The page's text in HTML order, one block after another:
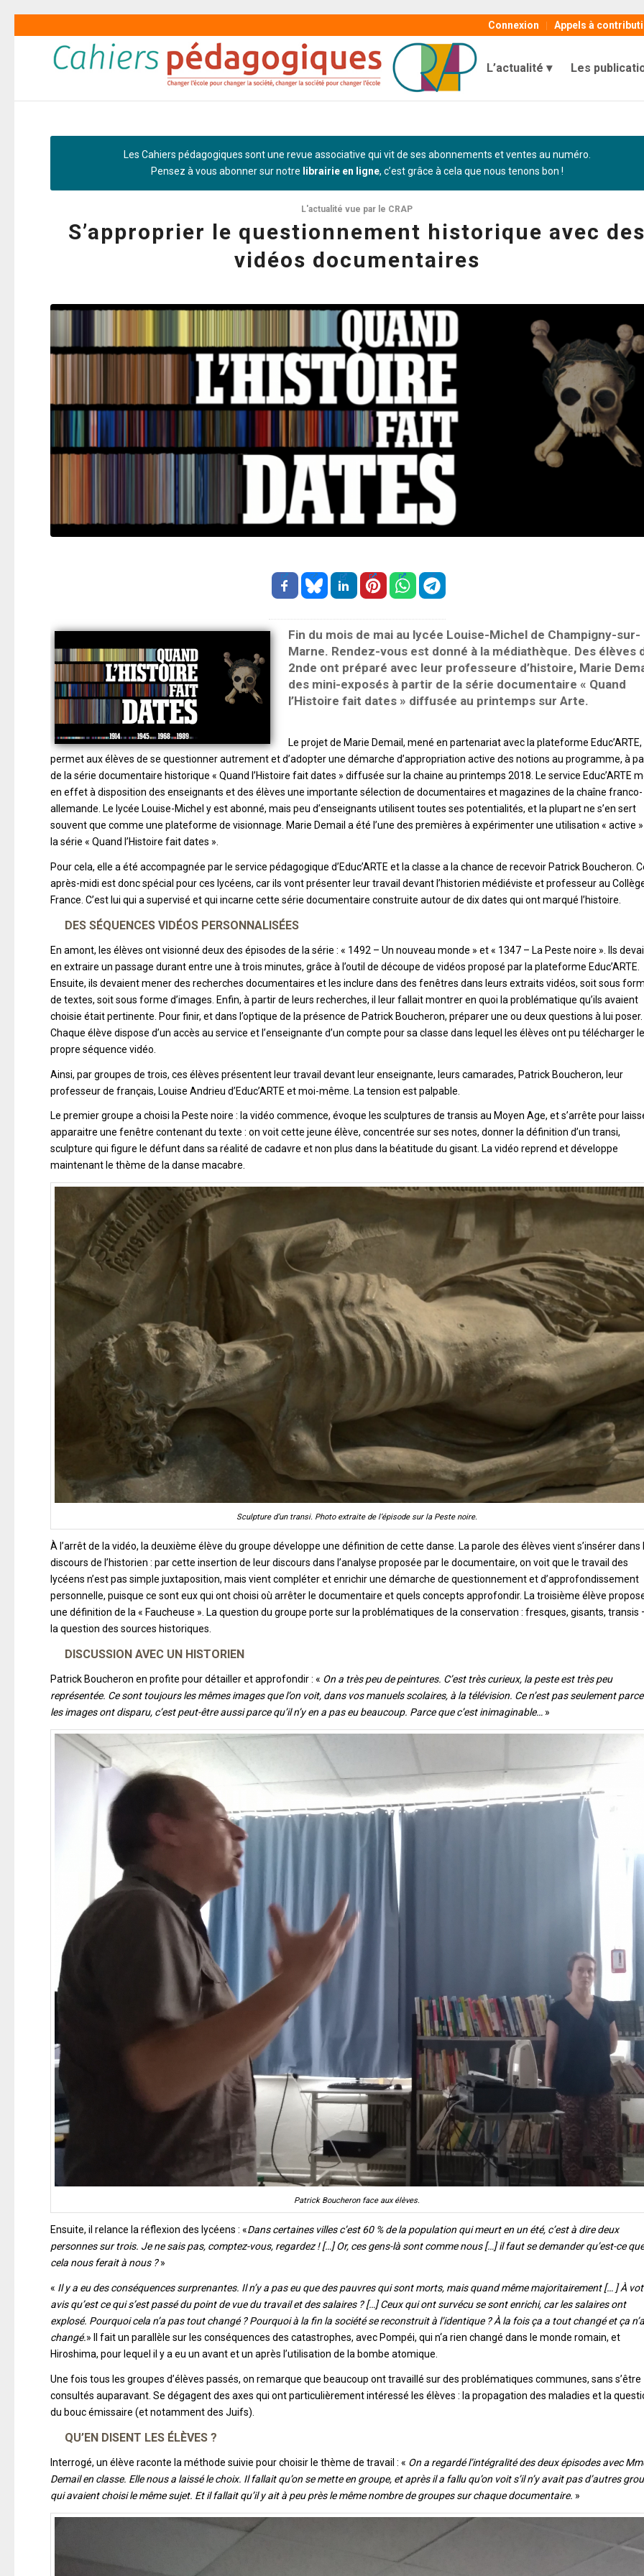
Connexion Appels à
L’actualité Les
Les Cahiers pédagogiques sont une revue associative qui vit de ses abonnements et ventes au numéro.
Pensez à vous abonner sur notre librairie en ligne, c’est grâce à cela que nous tenons bon !
L'actualité vue par le CRAP
S’approprier le questionnement historique avec
vidéos documentaires
Fin du mois de mai au lycée Louise-Michel de Champigny-sur-
Marne. Rendez-vous est donné à la médiathèque. Des élèves
2nde ont préparé avec leur professeure d’histoire, Marie
des mini-exposés à partir de la série documentaire « Quand
l’Histoire fait dates » diffusée au printemps sur Arte.
Le projet de Marie Demail, mené en partenariat avec la plateforme Educ’ARTE,
permet aux élèves de se questionner autrement et d’adopter une démarche d’appropriation active des notions au programme, à
de la série documentaire historique « Quand l’Histoire fait dates » diffusée sur la chaine au printemps 2018. Le service Educ’ARTE
en effet à disposition des enseignants et des élèves une importante sélection de documentaires et magazines de la chaîne franco-
allemande. Le lycée Louise-Michel y est abonné, mais peu d’enseignants utilisent toutes ses potentialités, et la plupart ne s’en sert
souvent que comme une plateforme de visionnage. Marie Demail a été l’une des premières à expérimenter une utilisation « active
la série « Quand l’Histoire fait dates ».
Pour cela, elle a été accompagnée par le service pédagogique d’Educ’ARTE et la classe a la chance de recevoir Patrick Boucheron.
après-midi est donc spécial pour ces lycéens, car ils vont présenter leur travail devant l’historien médiéviste et professeur au
France. C’est lui qui a supervisé et qui incarne cette série documentaire construite autour de dix dates qui ont marqué l’histoire.
DES SÉQUENCES VIDÉOS PERSONNALISÉES
En amont, les élèves ont visionné deux des épisodes de la série : « 1492 – Un nouveau monde » et « 1347 – La Peste noire ». Ils
en extraire un passage durant entre une à trois minutes, grâce à l’outil de découpe de vidéos proposé par la plateforme Educ’ARTE.
Ensuite, ils devaient mener des recherches documentaires et les inclure dans des fenêtres dans leurs extraits vidéos, soit sous
de textes, soit sous forme d’images. Enfin, à partir de leurs recherches, il leur fallait montrer en quoi la problématique qu’ils avaient
choisie était pertinente. Pour finir, et dans l’optique de la présence de Patrick Boucheron, préparer une ou deux questions à lui poser.
Chaque élève dispose d’un accès au service et l’enseignante d’un compte pour sa classe dans lequel les élèves ont pu télécharger
propre séquence vidéo.
Ainsi, par groupes de trois, ces élèves présentent leur travail devant leur enseignante, leurs camarades, Patrick Boucheron, leur
professeur de français, Louise Andrieu d’Educ’ARTE et moi-même. La tension est palpable.
Le premier groupe a choisi la Peste noire : la vidéo commence, évoque les sculptures de transis au Moyen Age, et s’arrête pour
apparaitre une fenêtre contenant du texte : on voit cette jeune élève, concentrée sur ses notes, donner la définition d’un transi,
sculpture qui figure le défunt dans sa réalité de cadavre et non plus dans la béatitude du gisant. La vidéo reprend et développe
maintenant le thème de la danse macabre.
Sculpture d’un transi. Photo extraite de l’épisode sur la Peste noire.
À l’arrêt de la vidéo, la deuxième élève du groupe développe une définition de cette danse. La parole des élèves vient s’insérer dans
discours de l’historien : par cette insertion de leur discours dans l’analyse proposée par le documentaire, on voit que le travail des
lycéens n’est pas simple juxtaposition, mais vient compléter et enrichir une démarche de questionnement et d’approfondissement
personnelle, puisque ce sont eux qui ont choisi où arrêter le documentaire et quels concepts approfondir. La troisième élève
une définition de la « Faucheuse ». La question du groupe porte sur la problématiques de la conservation : fresques, gisants, transis
la question des sources historiques.
DISCUSSION AVEC UN HISTORIEN
Patrick Boucheron en profite pour détailler et approfondir : « On a très peu de peintures. C’est très curieux, la peste est très peu
représentée. Ce sont toujours les mêmes images que l’on voit, dans vos manuels scolaires, à la télévision. Ce n’est pas seulement
les images ont disparu, c’est peut-être aussi parce qu’il n’y en a pas eu beaucoup. Parce que c’est inimaginable… »
Patrick Boucheron face aux élèves.
Ensuite, il relance la réflexion des lycéens : «Dans certaines villes c’est 60 % de la population qui meurt en un été, c’est à dire deux
personnes sur trois. Je ne sais pas, comptez-vous, regardez ! […] Or, ces gens-là sont comme nous […] il faut se demander qu’est-ce que
cela nous ferait à nous ?»
« Il y a eu des conséquences surprenantes. Il n’y a pas eu que des pauvres qui sont morts, mais quand même majoritairement [… ] À
avis qu’est ce qui s’est passé du point de vue du travail et des salaires ? […] Ceux qui ont survécu se sont enrichi, car les salaires ont
explosé. Pourquoi cela n’a pas tout changé ? Pourquoi à la fin la société se reconstruit à l’identique ? À la fois ça a tout changé et ça
changé.» Il fait un parallèle sur les conséquences des catastrophes, avec Pompéi, qui n‘a rien changé dans le monde romain, et
Hiroshima, pour lequel il y a eu un avant et un après l’utilisation de la bombe atomique.
Une fois tous les groupes d’élèves passés, on remarque que beaucoup ont travaillé sur des problématiques communes, sans s’être
consultés auparavant. Se dégagent des axes qui ont particulièrement intéressé les élèves : la propagation des maladies et la
du bouc émissaire (et notamment des Juifs).
QU’EN DISENT LES ÉLÈVES ?
Interrogé, un élève raconte la méthode suivie pour choisir le thème de travail : « On a regardé l’intégralité des deux épisodes avec
Demail en classe. Elle nous a laissé le choix. Il fallait qu’on se mette en groupe, et après il a fallu qu’on voit s’il n’y avait pas d’autres
qui avaient choisi le même sujet. Et il fallait qu’il y ait à peu près le même nombre de groupes sur chaque documentaire. »